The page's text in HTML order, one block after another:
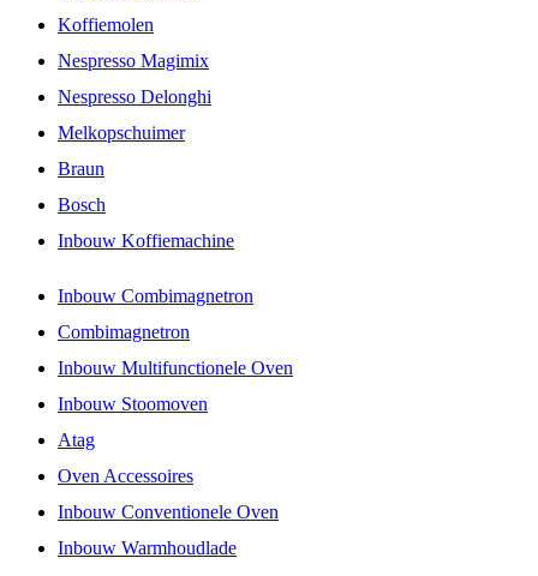
Koffiemolen
Nespresso Magimix
Nespresso Delonghi
Melkopschuimer
Braun
Bosch
Inbouw Koffiemachine
Inbouw Combimagnetron
Combimagnetron
Inbouw Multifunctionele Oven
Inbouw Stoomoven
Atag
Oven Accessoires
Inbouw Conventionele Oven
Inbouw Warmhoudlade